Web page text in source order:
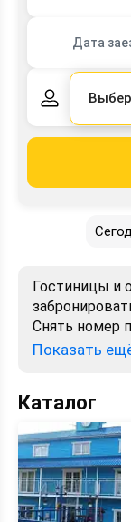
Дата
2
Гостиницы и
Снять номер
области.
Показать
Каталог
«Островский
причал»
гостиница